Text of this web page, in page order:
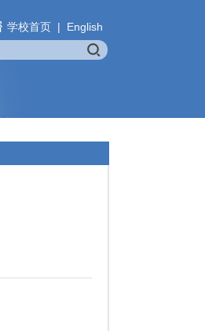
学校首页 | English